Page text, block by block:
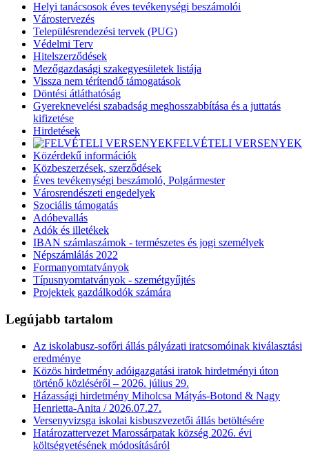
Helyi tanácsosok éves tevékenységi beszámolói
Várostervezés
Településrendezési tervek (PUG)
Védelmi Terv
Hitelszerződések
Mezőgazdasági szakegyesületek listája
Vissza nem térítendő támogatások
Döntési átláthatóság
Gyereknevelési szabadság meghosszabbítása és a juttatás
kifizetése
Hirdetések
FELVÉTELI VERSENYEK
Közérdekű információk
Közbeszerzések, szerződések
Éves tevékenységi beszámoló, Polgármester
Városrendészeti engedelyek
Szociális támogatás
Adóbevallás
Adók és illetékek
IBAN számlaszámok - természetes és jogi személyek
Népszámlálás 2022
Formanyomtatványok
Típusnyomtatványok - szemétgyűjtés
Projektek gazdálkodók számára
Legújabb tartalom
Az iskolabusz-sofőri állás pályázati iratcsomóinak kiválasztási
eredménye
Közös hirdetmény adóigazgatási iratok hirdetményi úton
történő közléséről – 2026. július 29.
Házassági hirdetmény Miholcsa Mátyás-Botond & Nagy
Henrietta-Anita / 2026.07.27.
Versenyvizsga iskolai kisbuszvezetői állás betöltésére
Határozattervezet Marossárpatak község 2026. évi
költségvetésének módosításáról